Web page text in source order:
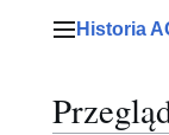
Menu
Historia